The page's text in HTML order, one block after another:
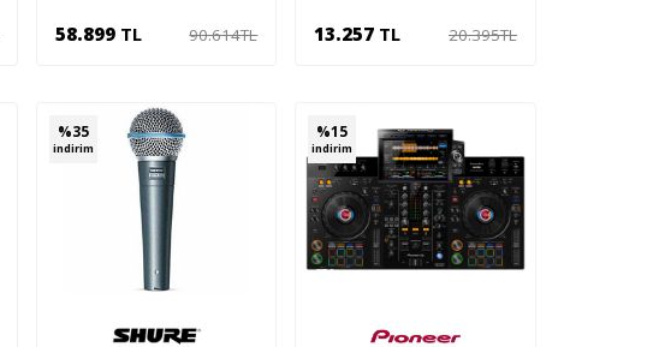
58.899TL 90.614TL 13.257 TL 20.395TL
%35
indirim
%15
indirim